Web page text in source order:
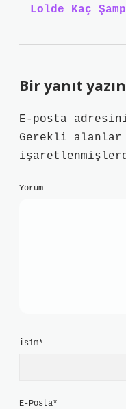
Lolde Kaç
Bir yanıt yazın
E-posta
Gerekli alanlar
Yorum
İsim*
E-Posta*